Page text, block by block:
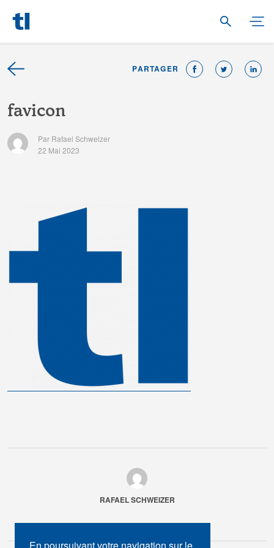
PARTAGER
favicon
Par Rafael Schweizer
22 Mai 2023
RAFAEL SCHWEIZER
En poursuivant votre navigation sur le